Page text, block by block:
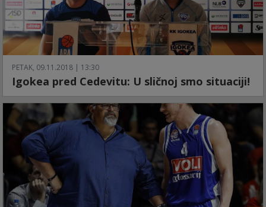
PETAK, 09.11.2018 | 13:30
Igokea pred Cedevitu: U sličnoj smo situaciji!